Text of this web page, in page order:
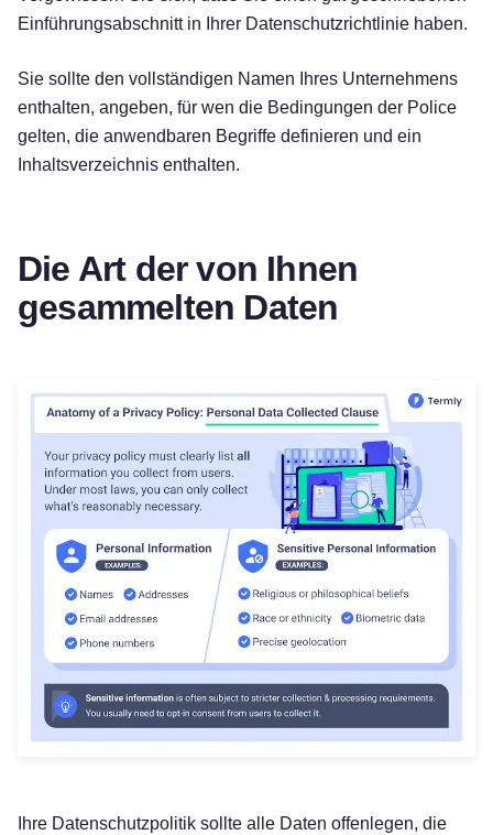
Einführungsabschnitt in Ihrer Datenschutzrichtlinie haben.
Sie sollte den vollständigen Namen Ihres Unternehmens
enthalten, angeben, für wen die Bedingungen der Police
gelten, die anwendbaren Begriffe definieren und ein
Inhaltsverzeichnis enthalten.
Die Art der von Ihnen
gesammelten Daten
Ihre Datenschutzpolitik sollte alle Daten offenlegen, die